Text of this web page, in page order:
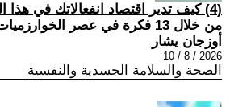
(4) كيف تدير اقتصاد انفعالاتك في هذا
من خلال 13 فكرة في عصر الخوارزميات؟
أوزجان يشار
2026 / 8 / 10
الصحة والسلامة الجسدية والنفسية